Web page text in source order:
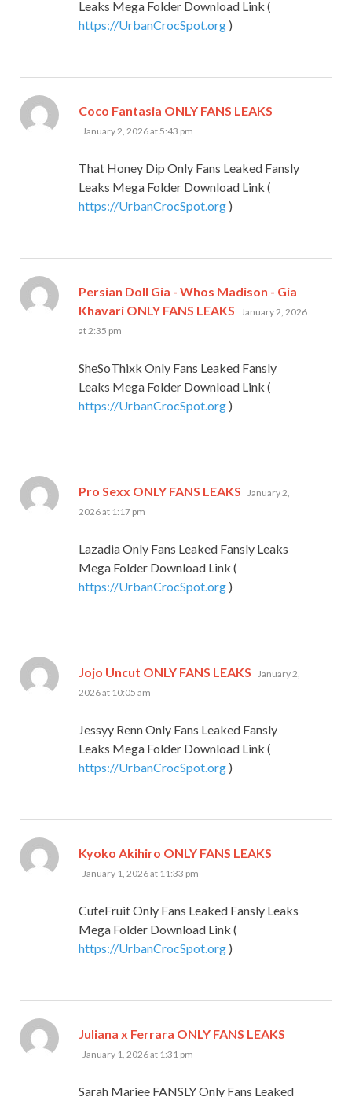
Leaks Mega Folder Download Link (
https://UrbanCrocSpot.org )
Coco Fantasia ONLY FANS LEAKS
January 2, 2026 at 5:43 pm
That Honey Dip Only Fans Leaked Fansly
Leaks Mega Folder Download Link (
https://UrbanCrocSpot.org )
Persian Doll Gia - Whos Madison - Gia
Khavari ONLY FANS LEAKS
says:
January 2, 2026
at 2:35 pm
SheSoThixk Only Fans Leaked Fansly
Leaks Mega Folder Download Link (
https://UrbanCrocSpot.org )
Pro Sexx ONLY FANS LEAKS says:
January 2,
2026 at 1:17 pm
Lazadia Only Fans Leaked Fansly Leaks
Mega Folder Download Link (
https://UrbanCrocSpot.org )
Jojo Uncut ONLY FANS LEAKS says:
January 2,
2026 at 10:05 am
Jessyy Renn Only Fans Leaked Fansly
Leaks Mega Folder Download Link (
https://UrbanCrocSpot.org )
Kyoko Akihiro ONLY FANS LEAKS
January 1, 2026 at 11:33 pm
CuteFruit Only Fans Leaked Fansly Leaks
Mega Folder Download Link (
https://UrbanCrocSpot.org )
Juliana x Ferrara ONLY FANS LEAKS
January 1, 2026 at 1:31 pm
Sarah Mariee FANSLY Only Fans Leaked